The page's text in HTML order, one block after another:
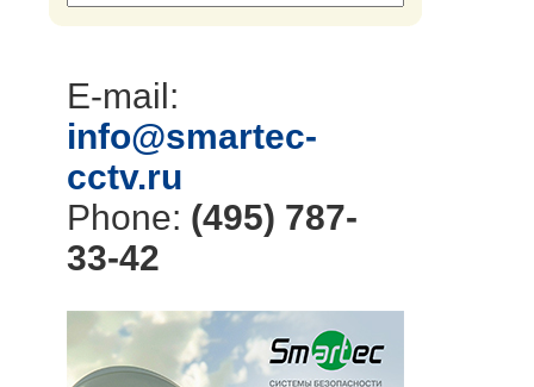
E-mail:
info@smartec-
cctv.ru
Phone: (495) 787-
33-42